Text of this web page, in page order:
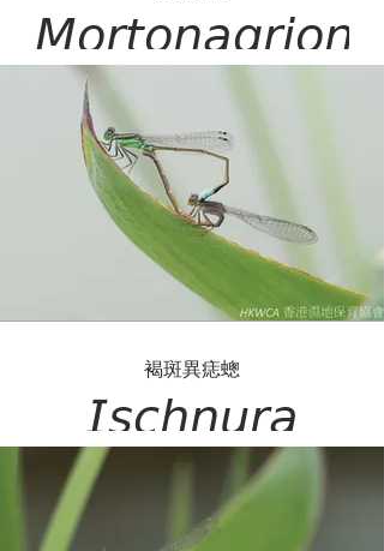
𝘔𝘰𝘳𝘵𝘰𝘯𝘢𝘨𝘳𝘪𝘰𝘯
𝘩𝘪𝘳𝘰𝘴𝘦𝘪
褐斑異痣蟌
𝘐𝘴𝘤𝘩𝘯𝘶𝘳𝘢
𝘴𝘦𝘯𝘦𝘨𝘢𝘭𝘦𝘯𝘴𝘪𝘴